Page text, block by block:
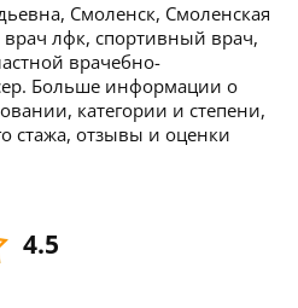
Смоленск, Смоленская
лфк, спортивный врач,
врачебно-
Больше информации о
категории и степени,
стажа, отзывы и оценки
4.5